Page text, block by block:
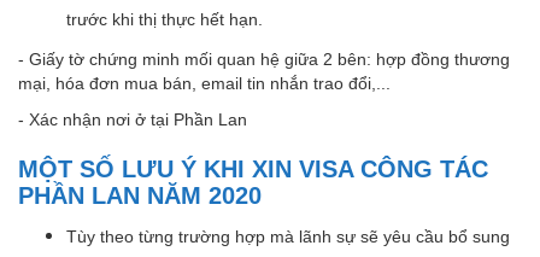
trước khi thị thực hết hạn.
- Giấy tờ chứng minh mối quan hệ giữa 2 bên: hợp đồng thương
mại, hóa đơn mua bán, email tin nhắn trao đổi,...
- Xác nhận nơi ở tại Phần Lan
MỘT SỐ LƯU Ý KHI XIN VISA CÔNG TÁC
PHẦN LAN NĂM 2020
Tùy theo từng trường hợp mà lãnh sự sẽ yêu cầu bổ sung